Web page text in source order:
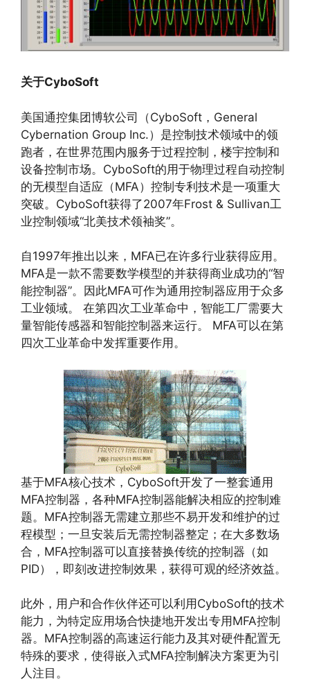
关于CyboSoft
美国通控集团博软公司（CyboSoft，General
Cybernation Group Inc.）是控制技术领域中的领
跑者，在世界范围内服务于过程控制，楼宇控制和
设备控制市场。CyboSoft的用于物理过程自动控制
的无模型自适应（MFA）控制专利技术是一项重大
突破。CyboSoft获得了2007年Frost & Sullivan工
业控制领域“北美技术领袖奖”。
自1997年推出以来，MFA已在许多行业获得应用。
MFA是一款不需要数学模型的并获得商业成功的“智
能控制器”。因此MFA可作为通用控制器应用于众多
工业领域。 在第四次工业革命中，智能工厂需要大
量智能传感器和智能控制器来运行。 MFA可以在第
四次工业革命中发挥重要作用。
基于MFA核心技术，CyboSoft开发了一整套通用
MFA控制器，各种MFA控制器能解决相应的控制难
题。MFA控制器无需建立那些不易开发和维护的过
程模型；一旦安装后无需控制器整定；在大多数场
合，MFA控制器可以直接替换传统的控制器（如
PID），即刻改进控制效果，获得可观的经济效益。
此外，用户和合作伙伴还可以利用CyboSoft的技术
能力，为特定应用场合快捷地开发出专用MFA控制
器。MFA控制器的高速运行能力及其对硬件配置无
特殊的要求，使得嵌入式MFA控制解决方案更为引
人注目。